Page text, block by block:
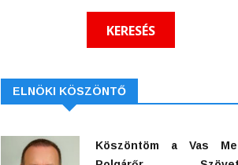
ELNÖKI KÖSZÖNTŐ
Köszöntöm a Vas